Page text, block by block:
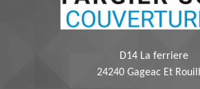
D14 La ferriere
24240 Gageac Et